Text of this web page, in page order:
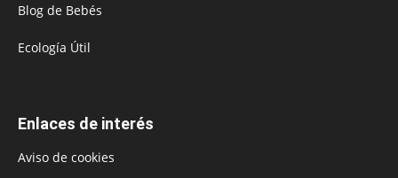
Blog de Bebés
Ecología Útil
Enlaces de interés
Aviso de cookies